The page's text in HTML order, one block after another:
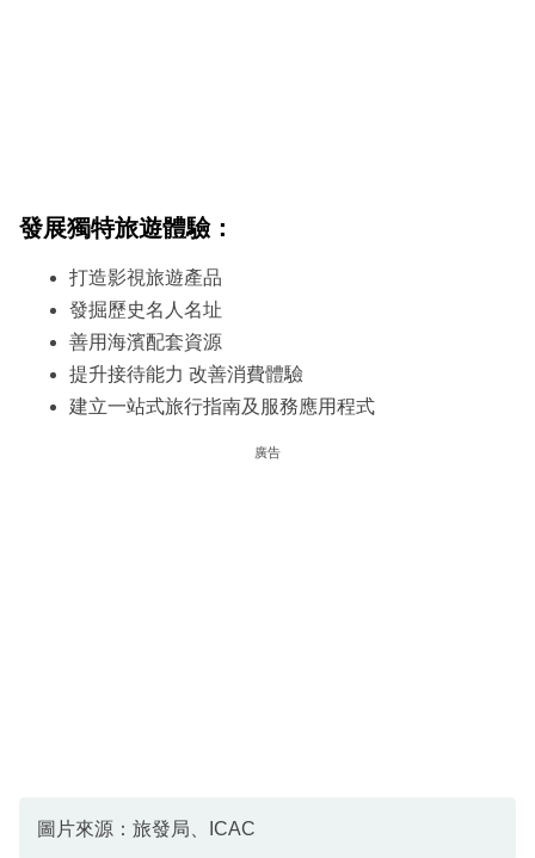
發展獨特旅遊體驗：
打造影視旅遊產品
發掘歷史名人名址
善用海濱配套資源
提升接待能力 改善消費體驗
建立一站式旅行指南及服務應用程式
廣告
圖片來源：旅發局、ICAC